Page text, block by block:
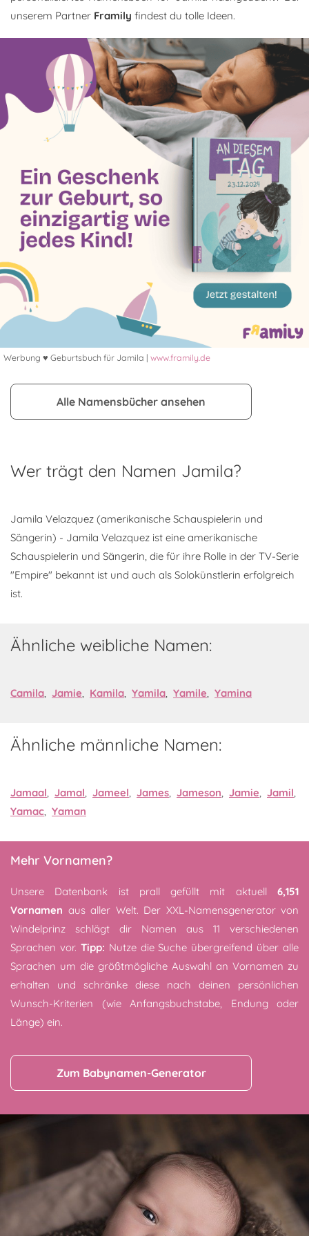
unserem Partner Framily findest du tolle Ideen.
Werbung ♥ Geburtsbuch für Jamila | www.framily.de
Alle Namensbücher ansehen
Wer trägt den Namen Jamila?
Jamila Velazquez (amerikanische Schauspielerin und
Sängerin) - Jamila Velazquez ist eine amerikanische
Schauspielerin und Sängerin, die für ihre Rolle in der TV-Serie
"Empire" bekannt ist und auch als Solokünstlerin erfolgreich
ist.
Ähnliche weibliche Namen:
Camila, Jamie, Kamila, Yamila, Yamile, Yamina
Ähnliche männliche Namen:
Jamaal, Jamal, Jameel, James, Jameson, Jamie, Jamil,
Yamac, Yaman
Mehr Vornamen?
Unsere Datenbank ist prall gefüllt mit aktuell 6,151
Vornamen aus aller Welt. Der XXL-Namensgenerator von
Windelprinz schlägt dir Namen aus 11 verschiedenen
Sprachen vor. Tipp: Nutze die Suche übergreifend über alle
Sprachen um die größtmögliche Auswahl an Vornamen zu
erhalten und schränke diese nach deinen persönlichen
Wunsch-Kriterien (wie Anfangsbuchstabe, Endung oder
Länge) ein.
Zum Babynamen-Generator